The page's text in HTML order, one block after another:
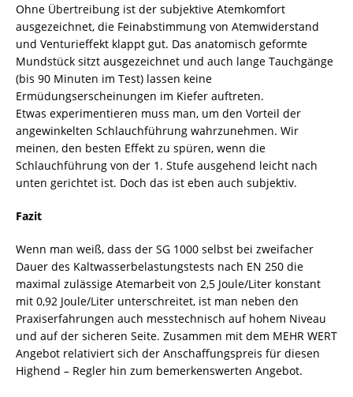
Ohne Übertreibung ist der subjektive Atemkomfort
ausgezeichnet, die Feinabstimmung von Atemwiderstand
und Venturieffekt klappt gut. Das anatomisch geformte
Mundstück sitzt ausgezeichnet und auch lange Tauchgänge
(bis 90 Minuten im Test) lassen keine
Ermüdungserscheinungen im Kiefer auftreten.
Etwas experimentieren muss man, um den Vorteil der
angewinkelten Schlauchführung wahrzunehmen. Wir
meinen, den besten Effekt zu spüren, wenn die
Schlauchführung von der 1. Stufe ausgehend leicht nach
unten gerichtet ist. Doch das ist eben auch subjektiv.
Fazit
Wenn man weiß, dass der SG 1000 selbst bei zweifacher
Dauer des Kaltwasserbelastungstests nach EN 250 die
maximal zulässige Atemarbeit von 2,5 Joule/Liter konstant
mit 0,92 Joule/Liter unterschreitet, ist man neben den
Praxiserfahrungen auch messtechnisch auf hohem Niveau
und auf der sicheren Seite. Zusammen mit dem MEHR WERT
Angebot relativiert sich der Anschaffungspreis für diesen
Highend – Regler hin zum bemerkenswerten Angebot.